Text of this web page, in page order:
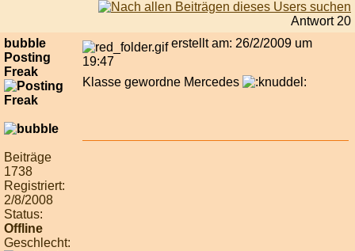
Antwort 20
bubble
Posting
Freak
Beiträge
1738
Registriert:
2/8/2008
Status:
Offline
Geschlecht:
erstellt am: 26/2/2009 um
19:47
Klasse gewordne Mercedes